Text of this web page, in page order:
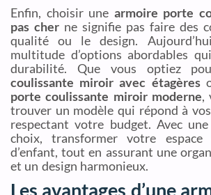
Enfin, choisir une armoire porte
pas cher ne signifie pas faire des
qualité ou le design.
multitude d’options abordables
durabilité. Que vous optiez
coulissante miroir avec étagères
porte coulissante miroir moderne,
trouver un modèle qui répond à
respectant votre budget. Avec
choix, transformer votre
d’enfant, tout en assurant une
et un design harmonieux.
Les avantages d’une